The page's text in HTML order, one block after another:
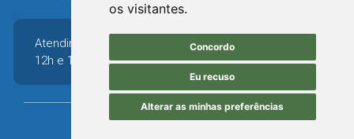
os visitantes.
Concordo
Eu recuso
Alterar as minhas preferências
Atendimento: 8h30 até
12h e 13h30 até 16h36